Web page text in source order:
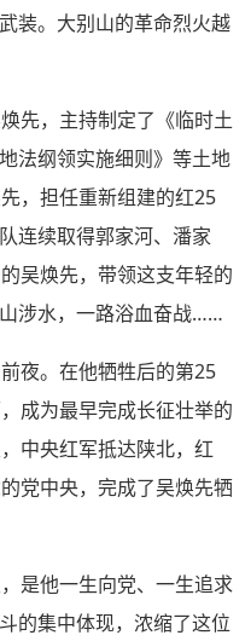
装。大别山的革命烈火越
先，主持制定了《临时土
法纲领实施细则》等土地
，担任重新组建的红25
连续取得郭家河、潘家
吴焕先，带领这支年轻的
涉水，一路浴血奋战……
夜。在他牺牲后的第25
成为最早完成长征壮举的
中央红军抵达陕北，红
党中央，完成了吴焕先牺
是他一生向党、一生追求
的集中体现，浓缩了这位